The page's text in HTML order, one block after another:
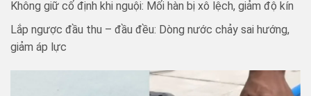
Không giữ cố định khi nguội: Mối hàn bị xô lệch, giảm độ kín
Lắp ngược đầu thu – đầu đều: Dòng nước chảy sai hướng,
giảm áp lực